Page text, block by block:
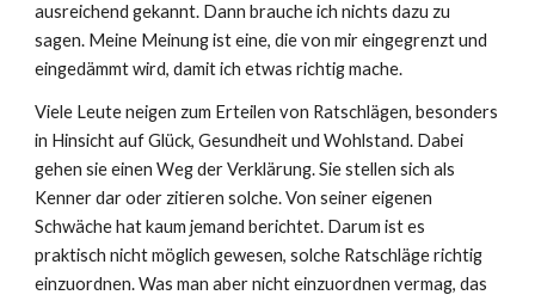
ausreichend gekannt. Dann brauche ich nichts dazu zu
sagen. Meine Meinung ist eine, die von mir eingegrenzt und
eingedämmt wird, damit ich etwas richtig mache.
Viele Leute neigen zum Erteilen von Ratschlägen, besonders
in Hinsicht auf Glück, Gesundheit und Wohlstand. Dabei
gehen sie einen Weg der Verklärung. Sie stellen sich als
Kenner dar oder zitieren solche. Von seiner eigenen
Schwäche hat kaum jemand berichtet. Darum ist es
praktisch nicht möglich gewesen, solche Ratschläge richtig
einzuordnen. Was man aber nicht einzuordnen vermag, das